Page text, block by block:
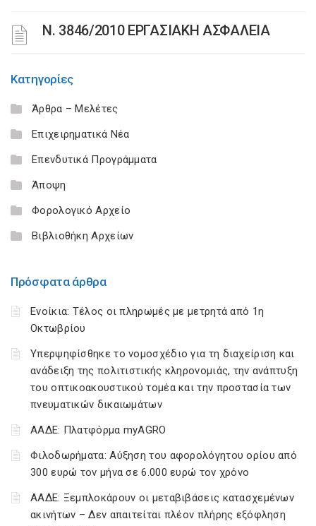
Ν. 3846/2010 ΕΡΓΑΣΙΑΚΗ ΑΣΦΑΛΕΙΑ
Κατηγορίες
Άρθρα – Μελέτες
Επιχειρηματικά Νέα
Επενδυτικά Προγράμματα
Άποψη
Φορολογικό Αρχείο
Βιβλιοθήκη Αρχείων
Πρόσφατα άρθρα
Ενοίκια: Τέλος οι πληρωμές με μετρητά από 1η
Οκτωβρίου
Υπερψηφίσθηκε το νομοσχέδιο για τη διαχείριση και
ανάδειξη της πολιτιστικής κληρονομιάς, την ανάπτυξη
του οπτικοακουστικού τομέα και την προστασία των
πνευματικών δικαιωμάτων
ΑΑΔΕ: Πλατφόρμα myAGRO
Φιλοδωρήματα: Αύξηση του αφορολόγητου ορίου από
300 ευρώ τον μήνα σε 6.000 ευρώ τον χρόνο
ΑΑΔΕ: Ξεμπλοκάρουν οι μεταβιβάσεις κατασχεμένων
ακινήτων – Δεν απαιτείται πλέον πλήρης εξόφληση